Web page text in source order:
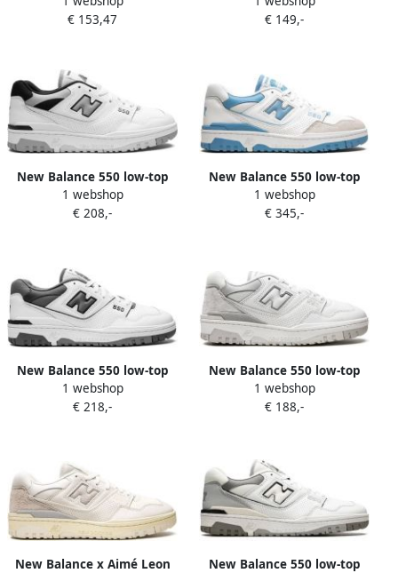
beschikbare maaten:44.5 45
€ 153,47
€ 149,-
New Balance 550 low-top
sneakers Wit
1 webshop
€ 208,-
New Balance 550 low-top
sneakers Wit
1 webshop
€ 345,-
New Balance 550 low-top
sneakers Wit
1 webshop
€ 218,-
New Balance 550 low-top
sneakers Wit
1 webshop
€ 188,-
New Balance x Aimé Leon
New Balance 550 low-top